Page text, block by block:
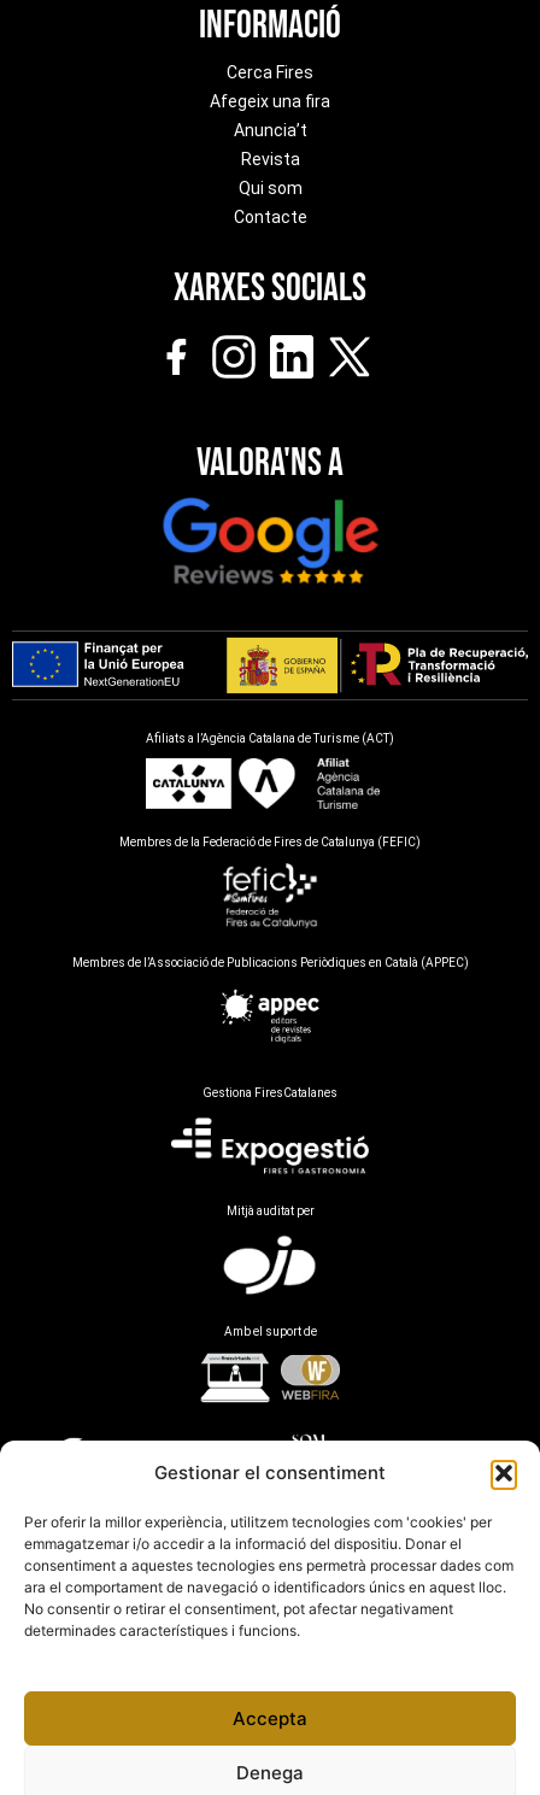
Gestionar el consentiment
Per oferir la millor experiència, utilitzem tecnologies com 'cookies' per
emmagatzemar i/o accedir a la informació del dispositiu. Donar el
consentiment a aquestes tecnologies ens permetrà processar dades com
ara el comportament de navegació o identificadors únics en aquest lloc.
No consentir o retirar el consentiment, pot afectar negativament
determinades característiques i funcions.
Accepta
Denega
Informació
Cerca Fires
Afegeix una fira
Anuncia’t
Revista
Qui som
Contacte
Xarxes socials
Valora'ns a
Afiliats a l’Agència Catalana de Turisme (ACT)
Membres de la Federació de Fires de Catalunya (FEFIC)
Membres de l’Associació de Publicacions Periòdiques en Català (APPEC)
Gestiona FiresCatalanes
Mitjà auditat per
Amb el suport de